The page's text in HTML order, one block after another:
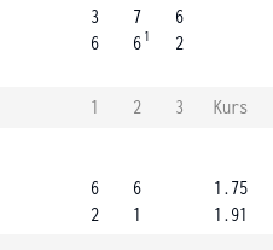
3
6
7
6 1
6
2
1 2 3
Kurs
6
2
6
1
1.75
1.91